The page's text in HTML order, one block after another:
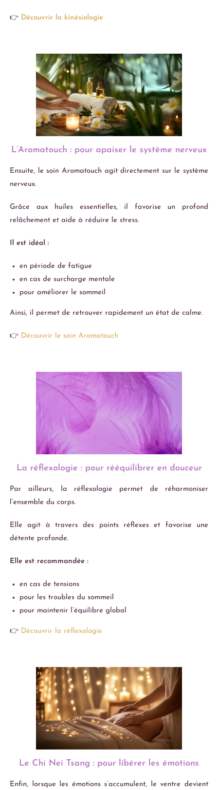
👉 Découvrir la kinésiologie
L’Aromatouch : pour apaiser le système nerveux
Ensuite, le soin Aromatouch agit directement sur le système
nerveux.
Grâce aux huiles essentielles, il favorise un profond
relâchement et aide à réduire le stress.
Il est idéal :
en période de fatigue
en cas de surcharge mentale
pour améliorer le sommeil
Ainsi, il permet de retrouver rapidement un état de calme.
👉 Découvrir le soin Aromatouch
La réflexologie : pour rééquilibrer en douceur
Par ailleurs, la réflexologie permet de réharmoniser
l’ensemble du corps.
Elle agit à travers des points réflexes et favorise une
détente profonde.
Elle est recommandée :
en cas de tensions
pour les troubles du sommeil
pour maintenir l’équilibre global
👉 Découvrir la réflexologie
Le Chi Nei Tsang : pour libérer les émotions
Enfin, lorsque les émotions s’accumulent, le ventre devient